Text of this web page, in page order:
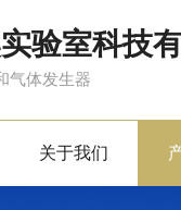
验室科技
气体发生器
关于我们